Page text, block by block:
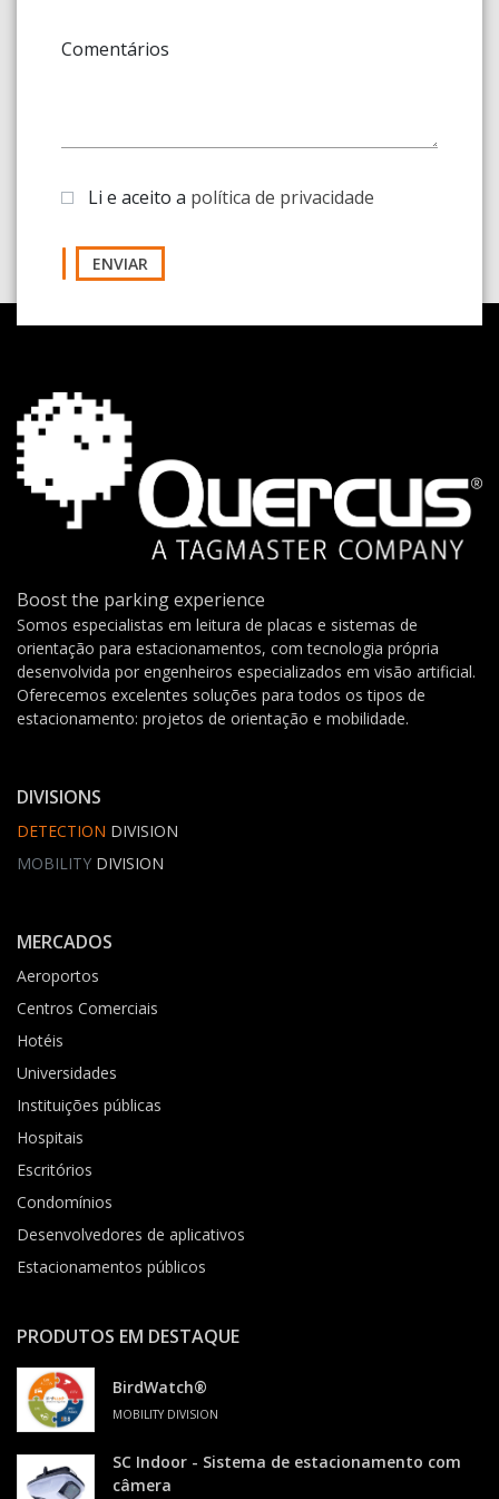
Comentários
Li e aceito a política de privacidade
ENVIAR
Boost the parking experience
Somos especialistas em leitura de placas e sistemas de
orientação para estacionamentos, com tecnologia própria
desenvolvida por engenheiros especializados em visão artificial.
Oferecemos excelentes soluções para todos os tipos de
estacionamento: projetos de orientação e mobilidade.
DIVISIONS
DETECTION DIVISION
MOBILITY DIVISION
MERCADOS
Aeroportos
Centros Comerciais
Hotéis
Universidades
Instituições públicas
Hospitais
Escritórios
Condomínios
Desenvolvedores de aplicativos
Estacionamentos públicos
PRODUTOS EM DESTAQUE
BirdWatch®
MOBILITY DIVISION
SC Indoor - Sistema de estacionamento com
câmera